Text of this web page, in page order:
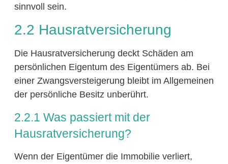
sinnvoll sein.
2.2 Hausratversicherung
Die Hausratversicherung deckt Schäden am
persönlichen Eigentum des Eigentümers ab. Bei
einer Zwangsversteigerung bleibt im Allgemeinen
der persönliche Besitz unberührt.
2.2.1 Was passiert mit der
Hausratversicherung?
Wenn der Eigentümer die Immobilie verliert,